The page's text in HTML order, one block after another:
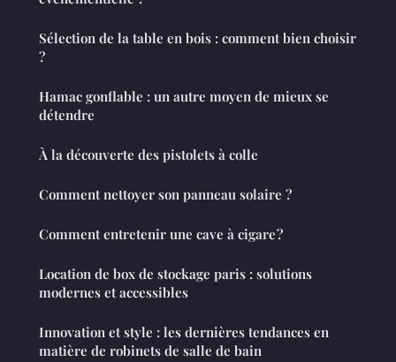
Sélection de la table en bois : comment bien choisir
?
Hamac gonflable : un autre moyen de mieux se
détendre
À la découverte des pistolets à colle
Comment nettoyer son panneau solaire ?
Comment entretenir une cave à cigare ?
Location de box de stockage paris : solutions
modernes et accessibles
Innovation et style : les dernières tendances en
matière de robinets de salle de bain